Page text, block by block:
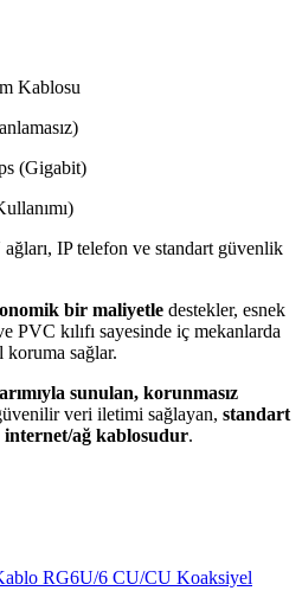
Kablosu
s (Gigabit)
IP telefon ve standart güvenlik
bir maliyetle destekler, esnek
PVC kılıfı sayesinde iç mekanlarda
koruma sağlar.
sunulan, korunmasız
veri iletimi sağlayan, standart
ağ kablosudur.
RG6U/6 CU/CU Koaksiyel